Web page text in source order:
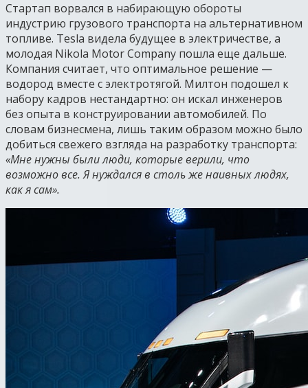
Стартап ворвался в набирающую обороты
индустрию грузового транспорта на альтернативном
топливе. Tesla видела будущее в электричестве, а
молодая Nikola Motor Company пошла еще дальше.
Компания считает, что оптимальное решение —
водород вместе с электротягой. Милтон подошел к
набору кадров нестандартно: он искал инженеров
без опыта в конструировании автомобилей. По
словам бизнесмена, лишь таким образом можно было
добиться свежего взгляда на разработку транспорта:
«Мне нужны были люди, которые верили, что
возможно все. Я нуждался в столь же наивных людях,
как я сам».